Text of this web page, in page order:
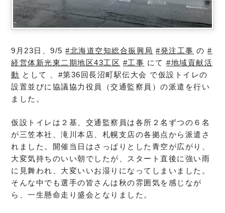
9月23日、9/5#北海道空知総合振興局 #発注工事 の#
経営体新光東二期地区43工区 #工事 にて#地域貢献活
動 として 、#第36回長沼町駅伝大会 で仮設トイレの
設置並びに協議協力役員（交通監察員）の派遣を行い
ました。
仮設トイレは２基、交通監察員は各所２名ずつの６名
が三笠本社、滝川本店、札幌支店の各拠点から派遣さ
れました。開催当日はさっぱりとした青空が広がり、
大変気持ちのいい朝でしたが、スタート直後に強い雨
に見舞われ、大変いいお湿りになってしまいました。
そんな中でも選手の皆さんは秋の雰囲気を感じなが
ら、一生懸命走り盛会となりました。